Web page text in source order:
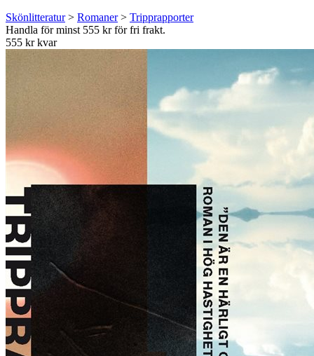
Skönlitteratur> Romaner> Tripprapporter
Handla för minst 555 kr för fri frakt.
555 kr kvar